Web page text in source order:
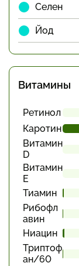
Селен
Йод
Витамины
Ретинол
Каротин
Витамин
D
Витамин
Е
Тиамин
Рибофл
авин
Ниацин
Триптоф
ан/60